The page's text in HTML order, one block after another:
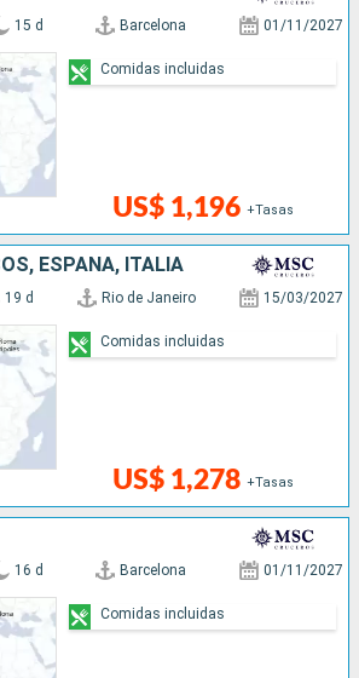
15 d Barcelona 01/11/2027
US$ 1,196 +Tasas
Comidas incluidas
ESPAÑA, ITALIA
19 d Rio de Janeiro 15/03/2027
US$ 1,278 +Tasas
Comidas incluidas
16 d Barcelona 01/11/2027
Comidas incluidas